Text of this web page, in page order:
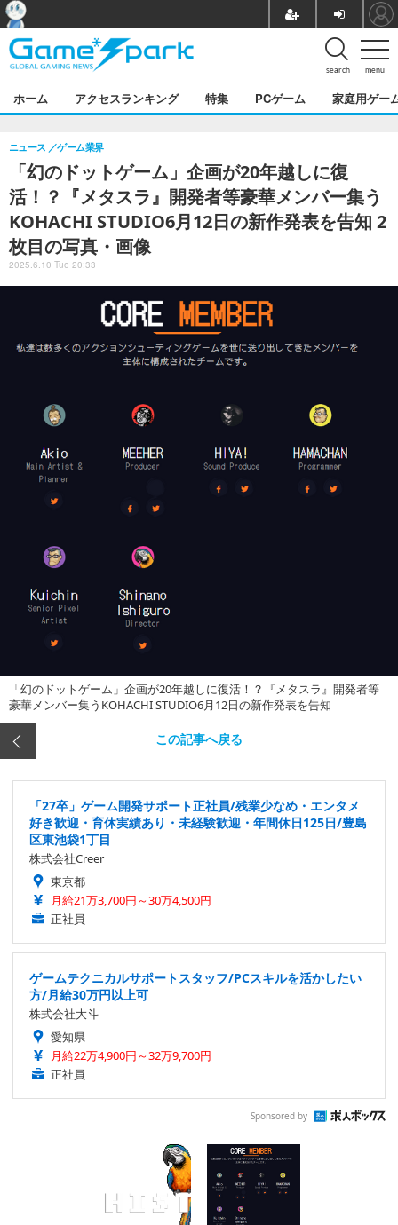
menu
search
ホーム アクセスランキング 特集 PCゲーム 家庭用ゲー
「幻のドットゲーム」企画が20年越しに復
活！？『メタスラ』開発者等豪華メンバー集う
KOHACHI STUDIO6月12日の新作発表を告知 2
枚目の写真・画像
ニュース ゲーム業界
2025.6.10 Tue 20:33
「幻のドットゲーム」企画が20年越しに復活！？『メタスラ』開発者等
豪華メンバー集うKOHACHI STUDIO6月12日の新作発表を告知
この記事へ戻る
「27卒」ゲーム開発サポート正社員/残業少なめ・エンタメ
好き歓迎・育休実績あり・未経験歓迎・年間休日125日/豊島
区東池袋1丁目
株式会社Creer
東京都
月給21万3,700円～30万4,500円
正社員
ゲームテクニカルサポートスタッフ/PCスキルを活かしたい
方/月給30万円以上可
株式会社大斗
愛知県
月給22万4,900円～32万9,700円
正社員
Sponsored by